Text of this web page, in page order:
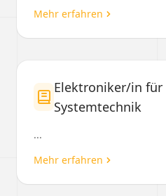
Mehr erfahren
Elektroniker/in
Systemtechnik
...
Mehr erfahren